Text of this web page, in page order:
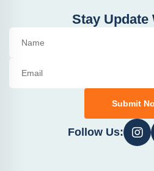
Stay Update
Submit
Follow Us: